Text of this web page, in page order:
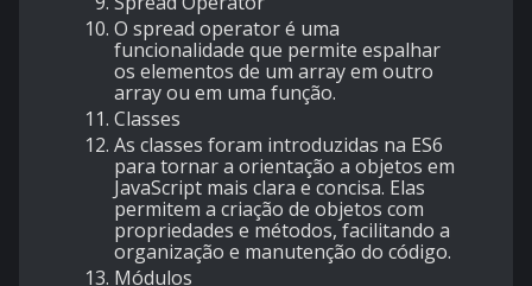
O spread operator é uma
funcionalidade que permite espalhar
os elementos de um array em outro
array ou em uma função.
Classes
As classes foram introduzidas na ES6
para tornar a orientação a objetos em
JavaScript mais clara e concisa. Elas
permitem a criação de objetos com
propriedades e métodos, facilitando a
organização e manutenção do código.
Módulos